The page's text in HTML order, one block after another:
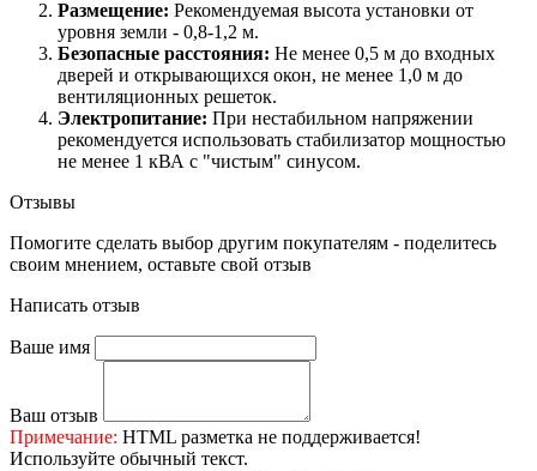
Размещение: Рекомендуемая высота установки от
уровня земли - 0,8-1,2 м.
Безопасные расстояния: Не менее 0,5 м до входных
дверей и открывающихся окон, не менее 1,0 м до
вентиляционных решеток.
Электропитание: При нестабильном напряжении
рекомендуется использовать стабилизатор мощностью
не менее 1 кВА с "чистым" синусом.
Отзывы
Помогите сделать выбор другим покупателям - поделитесь
своим мнением, оставьте свой отзыв
Написать отзыв
Ваше имя
Ваш отзыв
Примечание: HTML разметка не поддерживается!
Используйте обычный текст.